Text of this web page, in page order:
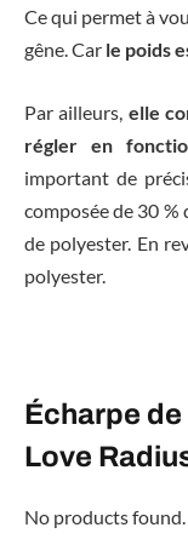
Ce qui permet à
gêne. Car le poids
Par ailleurs, elle
régler en
important de
composée de 30 %
de polyester. En
polyester.
Écharpe
Love
No products found.